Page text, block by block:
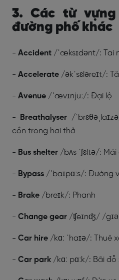
3. Các từ
đường phố khác
- Accident /ˈæksɪdənt/: Tai
- Accelerate /əkˈsɛləreɪt/:
- Avenue /ˈævɪnjuː/: Đại lộ
- Breathalyser /
cồn trong hơi thở
- Bus shelter /bʌs ˈʃɛltə/:
- Bypass /ˈbaɪpɑːs/: Đường
- Brake /breɪk/: Phanh
- Change gear /ʧeɪnʤ/ /
- Car hire /kɑː ˈhaɪə/: Thuê
- Car park /kɑː pɑːk/: Bãi đỗ